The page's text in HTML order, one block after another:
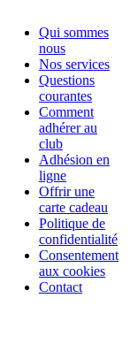
Qui sommes
nous
Nos services
Questions
courantes
Comment
adhérer au
club
Adhésion en
ligne
Offrir une
carte cadeau
Politique de
confidentialité
Consentement
aux cookies
Contact